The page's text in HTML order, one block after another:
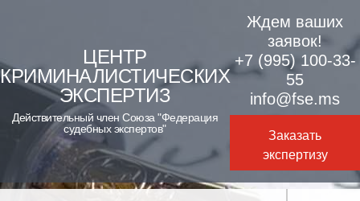
content
ЦЕНТР
КРИМИНАЛИСТИЧЕСКИХ
ЭКСПЕРТИЗ
Действительный член Союза "Федерация
судебных экспертов"
Ждем ваших
заявок!
+7 (995) 100-33-
55
info@fse.ms
Заказать
экспертизу